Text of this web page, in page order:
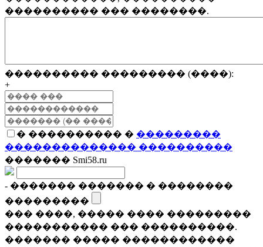
���������� ��� ��������.
���������� ��������� (����):
+
� ���������� � ���������
�������������� ����������
������� Smi58.ru
- ������� ������� � ��������
���������
��� ����, ����� ���� ���������
����������� ��� ����������.
������� ����� ������������